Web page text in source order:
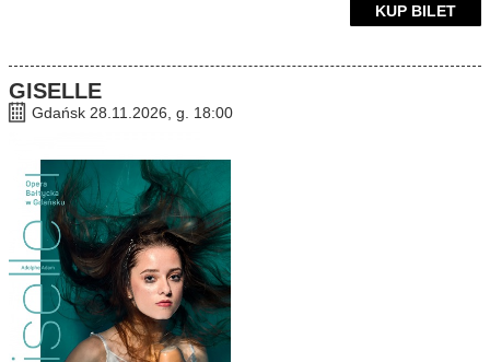
KUP BILET
GISELLE
Gdańsk 28.11.2026, g. 18:00